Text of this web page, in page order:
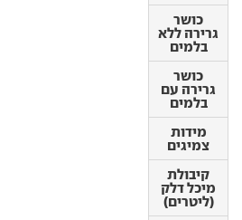
כושר
גרירה ללא
בלמים
כושר
גרירה עם
בלמים
מידות
צמיגים
קיבולת
מיכל דלק
(ליטרים)
כושר
גרירה ללא
בלמים
כושר
גרירה עם
בלמים
מידות
צמיגים
קיבולת
מיכל דלק
(ליטרים)